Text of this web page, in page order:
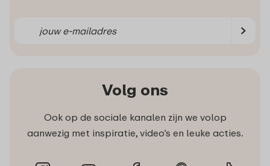
Volg ons
Ook op de sociale kanalen zijn we volop
aanwezig met inspiratie, video’s en leuke acties.